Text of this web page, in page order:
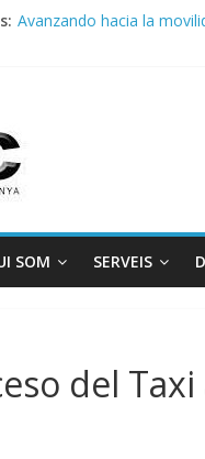
Avanzando hacia la
SOM SERVEIS
del